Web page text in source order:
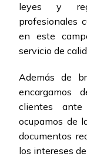
leyes y
profesionales
en este
servicio de
Además de
encargamos
clientes ante
ocupamos de
documentos
los intereses